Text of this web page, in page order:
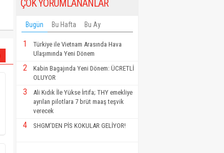
ÇOK YORUMLANANLAR
Bugün Bu Hafta Bu Ay
1
Türkiye ile Vietnam Arasında Hava
Ulaşımında Yeni Dönem
2
Kabin Bagajında Yeni Dönem: ÜCRETLİ
OLUYOR
3
Ali Kıdık İle Yükse İrtifa; THY emekliye
ayrılan pilotlara 7 brüt maaş teşvik
verecek
4 SHGM'DEN PİS KOKULAR GELİYOR!